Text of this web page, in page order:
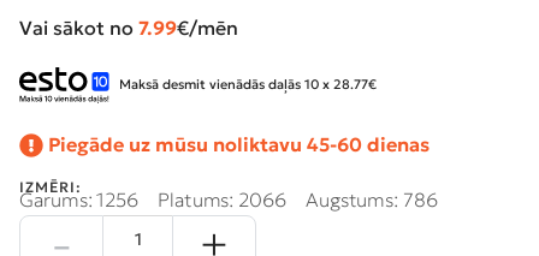
Vai sākot no 7.99€/mēn
Maksā desmit vienādās daļās 10 x 28.77€
Piegāde uz mūsu noliktavu 45-60 dienas
IZMĒRI:
Garums: 1256 Platums: 2066 Augstums: 786